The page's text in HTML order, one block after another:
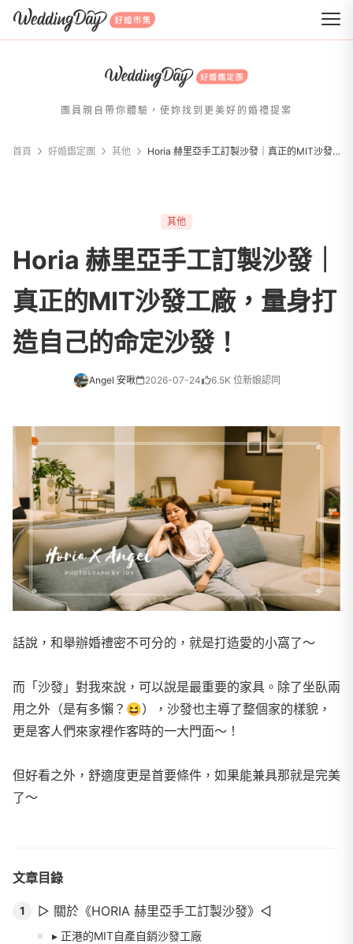
WeddingDay 好婚市集
團員親自帶你體驗，使妳找到更美好的婚禮提案
首頁 好婚鑑定團 其他 Horia 赫里亞手工訂製沙發｜真正的MIT沙發工廠，量身打造自己的命定沙發！
其他
Horia 赫里亞手工訂製沙發｜
真正的MIT沙發工廠，量身打
造自己的命定沙發！
Angel 安啾 2026-07-24 6.5K 位新娘認同
話說，和舉辦婚禮密不可分的，就是打造愛的小窩了～
而「沙發」對我來說，可以說是最重要的家具。除了坐臥兩
用之外（是有多懶？ 😆），沙發也主導了整個家的樣貌，
更是客人們來家裡作客時的一大門面～！
但好看之外，舒適度更是首要條件，如果能兼具那就是完美
了～
文章目錄
1 ▻ 關於《HORIA 赫里亞手工訂製沙發》◅
▸ 正港的MIT自產自銷沙發工廠